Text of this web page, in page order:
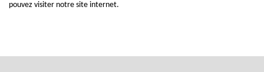
pouvez visiter notre site internet.